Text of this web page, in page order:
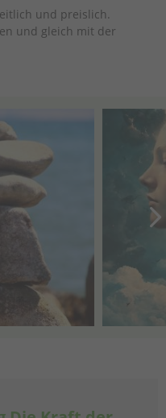
und preislich.
und gleich mit der